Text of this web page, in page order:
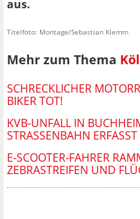
aus.
Titelfoto: Montage/Sebastian Klemm
Mehr zum Thema
SCHRECKLICHER
BIKER TOT!
KVB-UNFALL IN
TRASSENBAHN ERFASST
E-SCOOTER-FAHRER
ZEBRASTREIFEN UND